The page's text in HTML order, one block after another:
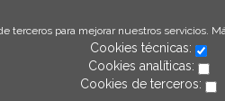
terceros para mejorar nuestros servicios.
Cookies técnicas:
Cookies analíticas:
Cookies de terceros: